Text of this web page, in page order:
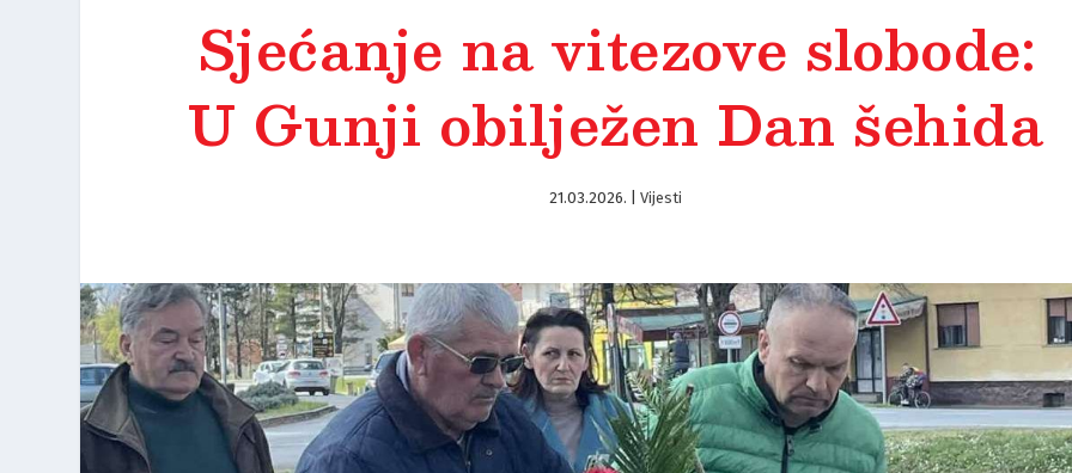
Sjećanje na vitezove slobode:
U Gunji obilježen Dan šehida
21.03.2026. |Vijesti